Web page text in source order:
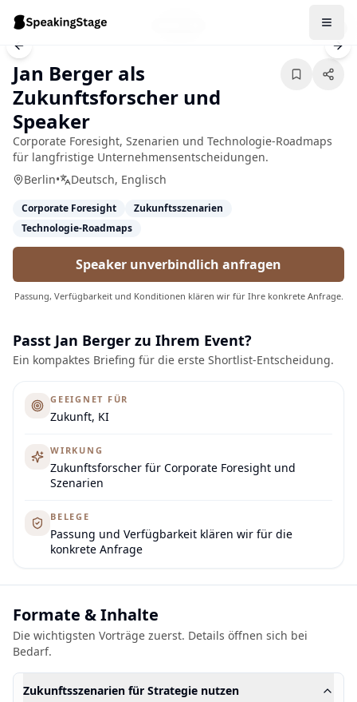
Previous slide
1/
Jan Berger als
Zukunftsforscher und
Speaker
Corporate Foresight, Szenarien und Technologie-Roadmaps
für langfristige Unternehmensentscheidungen.
Berlin• Deutsch, Englisch
Corporate Foresight
Zukunftsszenarien
Technologie-Roadmaps
Speaker unverbindlich anfragen
Passung, Verfügbarkeit und Konditionen klären wir für Ihre konkrete Anfrage.
Passt Jan Berger zu Ihrem Event?
Ein kompaktes Briefing für die erste Shortlist-Entscheidung.
GEEIGNET FÜR
Zukunft, KI
WIRKUNG
Zukunftsforscher für Corporate Foresight und
Szenarien
BELEGE
Passung und Verfügbarkeit klären wir für die
konkrete Anfrage
Formate & Inhalte
Die wichtigsten Vorträge zuerst. Details öffnen sich bei
Bedarf.
Zukunftsszenarien für Strategie nutzen